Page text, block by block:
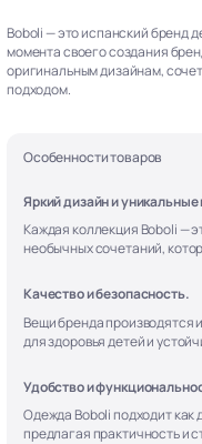
Boboli — это испанский бренд
момента своего создания
оригинальным дизайнам,
подходом.
Особенности товаров
Яркий дизайн и уникальные
Каждая коллекция Boboli —
необычных сочетаний,
Качество и безопасность.
Вещи бренда производятся
для здоровья детей и
Удобство и
Одежда Boboli подходит как
предлагая практичность и